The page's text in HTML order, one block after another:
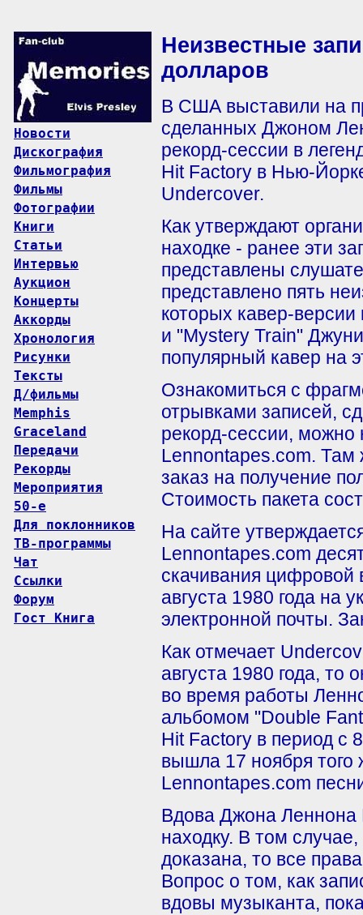
Новости
Дискография
Фильмография
Фильмы
Фотографии
Книги
Статьи
Интервью
Аукцион
Концерты
Аккорды
Хронология
Рисунки
Тексты
Д/фильмы
Memphis
Graceland
Передачи
Рекорды
Мероприятия
50-е
Для поклонников
ТВ-программы
Чат
Ссылки
Форум
Гост Книга
Неизвестные
долларов
В США выставили на
сделанных Джоном
рекорд-сессии в
Hit Factory в Нью-
Undercover.
Как утверждают
находке - ранее эти
представлены
представлено пять
которых кавер-
и "Mystery Train"
популярный кавер на
Ознакомиться с
отрывками записей,
рекорд-сессии, можно
Lennontapes.com.
заказ на получение
Стоимость пакета
На сайте
Lennontapes.com
скачивания
августа 1980 года на
электронной почты.
Как отмечает
августа 1980 года,
во время работы
альбомом "Double
Hit Factory в период с
вышла 17 ноября того
Lennontapes.com
Вдова Джона Леннона
находку. В том
доказана, то все
Вопрос о том, как
вдовы музыканта,